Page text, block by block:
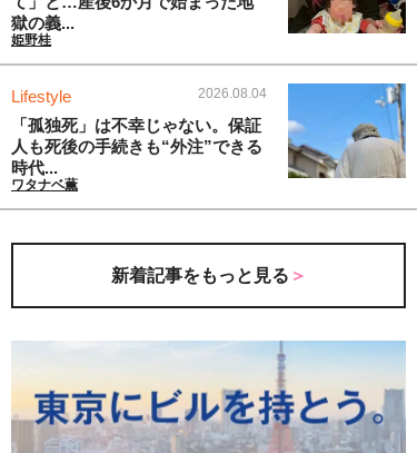
獄の義...
姫野桂
Lifestyle 2026.08.04
「孤独死」は不幸じゃない。保証
人も死後の手続きも“外注”できる
時代...
ワタナベ薫
新着記事をもっと見る